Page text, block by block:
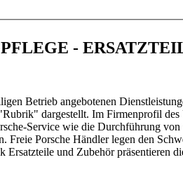
-
Betrieb angebotenen
dargestellt. Im Firmenprofil
Service wie die Durchführung
Porsche Händler legen den
und Zubehör präsentieren